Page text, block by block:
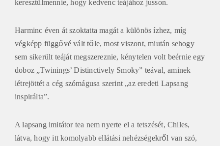
keresztülmennie, hogy kedvenc teájához jusson.
Harminc éven át szoktatta magát a különös ízhez, míg
végképp függővé vált tőle, most viszont, miután sehogy
sem sikerült teáját megszereznie, kénytelen volt beérnie egy
doboz „Twinings’ Distinctively Smoky” teával, aminek
létrejöttét a cég szómágusa szerint „az eredeti Lapsang
inspirálta”.
A lapsang imitátor tea nem nyerte el a tetszését, Chiles,
látva, hogy itt komolyabb ellátási nehézségekről van szó,